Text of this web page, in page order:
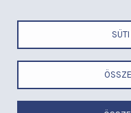
ELEMEK
MENÜ